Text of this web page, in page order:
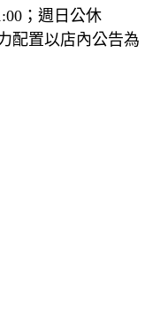
；週日公休
配置以店內公告為